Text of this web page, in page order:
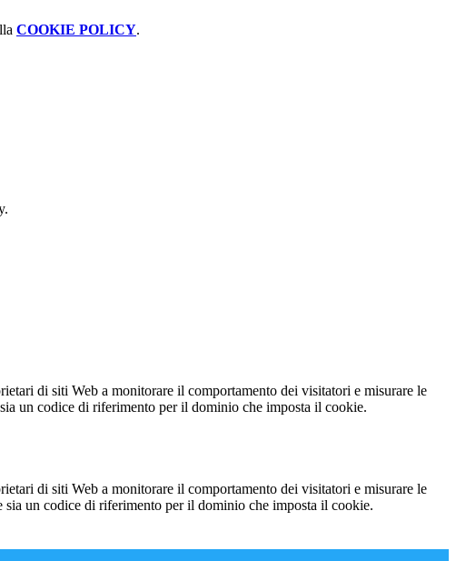
COOKIE POLICY.
di siti Web a monitorare il comportamento dei visitatori e misurare le
un codice di riferimento per il dominio che imposta il cookie.
di siti Web a monitorare il comportamento dei visitatori e misurare le
un codice di riferimento per il dominio che imposta il cookie.